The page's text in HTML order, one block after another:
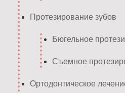
Протезирование зубов
Бюгельное
Съемное
Ортодонтическое